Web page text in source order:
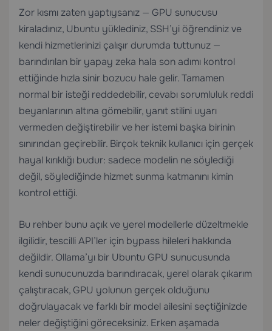
Zor kısmı zaten yaptıysanız — GPU sunucusu
kiraladınız, Ubuntu yüklediniz, SSH’yi öğrendiniz ve
kendi hizmetlerinizi çalışır durumda tuttunuz —
barındırılan bir yapay zeka hala son adımı kontrol
ettiğinde hızla sinir bozucu hale gelir. Tamamen
normal bir isteği reddedebilir, cevabı sorumluluk reddi
beyanlarının altına gömebilir, yanıt stilini uyarı
vermeden değiştirebilir ve her istemi başka birinin
sınırından geçirebilir. Birçok teknik kullanıcı için gerçek
hayal kırıklığı budur: sadece modelin ne söylediği
değil, söylediğinde hizmet sunma katmanını kimin
kontrol ettiği.
Bu rehber bunu açık ve yerel modellerle düzeltmekle
ilgilidir, tescilli API’ler için bypass hileleri hakkında
değildir. Ollama’yı bir Ubuntu GPU sunucusunda
kendi sunucunuzda barındıracak, yerel olarak çıkarım
çalıştıracak, GPU yolunun gerçek olduğunu
doğrulayacak ve farklı bir model ailesini seçtiğinizde
neler değiştiğini göreceksiniz. Erken aşamada